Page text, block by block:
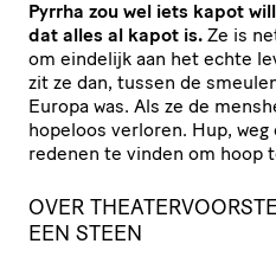
Pyrrha zou wel iets kapot
dat alles al kapot is. Ze is
om eindelijk aan het echte
zit ze dan, tussen de
Europa was. Als ze de
hopeloos verloren. Hup,
redenen te vinden om hoop
OVER
EEN STEEN